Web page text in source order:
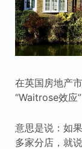
在英国房地产
“Waitrose效应
意思是说：如
多家分店，就